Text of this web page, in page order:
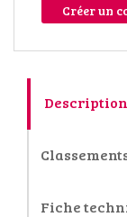
Créer un
Description
Fiche